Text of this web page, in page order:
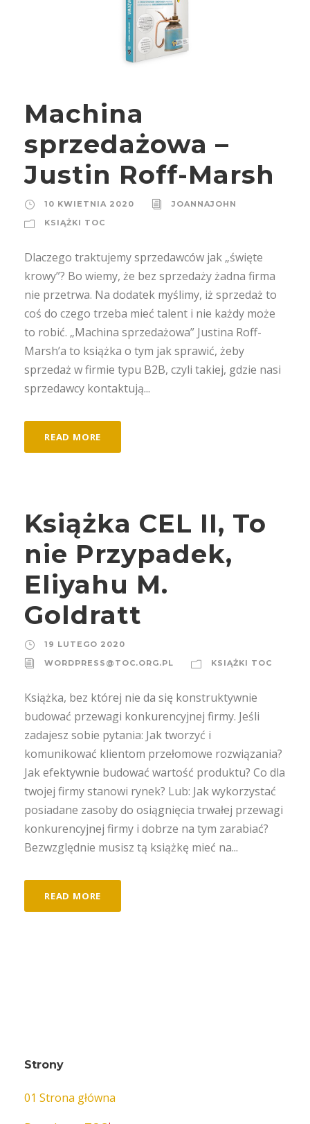
Machina
sprzedażowa –
Justin Roff-Marsh
10 KWIETNIA 2020
JOANNAJOHN
KSIĄŻKI TOC
Dlaczego traktujemy sprzedawców jak „święte
krowy”? Bo wiemy, że bez sprzedaży żadna firma
nie przetrwa. Na dodatek myślimy, iż sprzedaż to
coś do czego trzeba mieć talent i nie każdy może
to robić. „Machina sprzedażowa” Justina Roff-
Marsh’a to książka o tym jak sprawić, żeby
sprzedaż w firmie typu B2B, czyli takiej, gdzie nasi
sprzedawcy kontaktują...
READ MORE
Książka CEL II, To
nie Przypadek,
Eliyahu M.
Goldratt
19 LUTEGO 2020
WORDPRESS@TOC.ORG.PL
KSIĄŻKI TOC
Książka, bez której nie da się konstruktywnie
budować przewagi konkurencyjnej firmy. Jeśli
zadajesz sobie pytania: Jak tworzyć i
komunikować klientom przełomowe rozwiązania?
Jak efektywnie budować wartość produktu? Co dla
twojej firmy stanowi rynek? Lub: Jak wykorzystać
posiadane zasoby do osiągnięcia trwałej przewagi
konkurencyjnej firmy i dobrze na tym zarabiać?
Bezwzględnie musisz tą książkę mieć na...
READ MORE
Strony
01 Strona główna